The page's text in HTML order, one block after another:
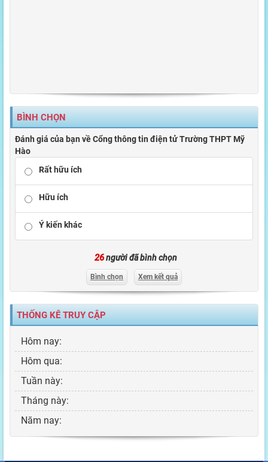
BÌNH CHỌN
Đánh giá của bạn về Cổng thông tin điện tử Trường THPT Mỹ
Hào
Rất hữu ích
Hữu ích
Ý kiến khác
26người đã bình chọn
Bình chọn Xem kết quả
THỐNG KÊ TRUY CẬP
Hôm nay:
Hôm qua:
Tuần này:
Tháng này:
Năm nay: